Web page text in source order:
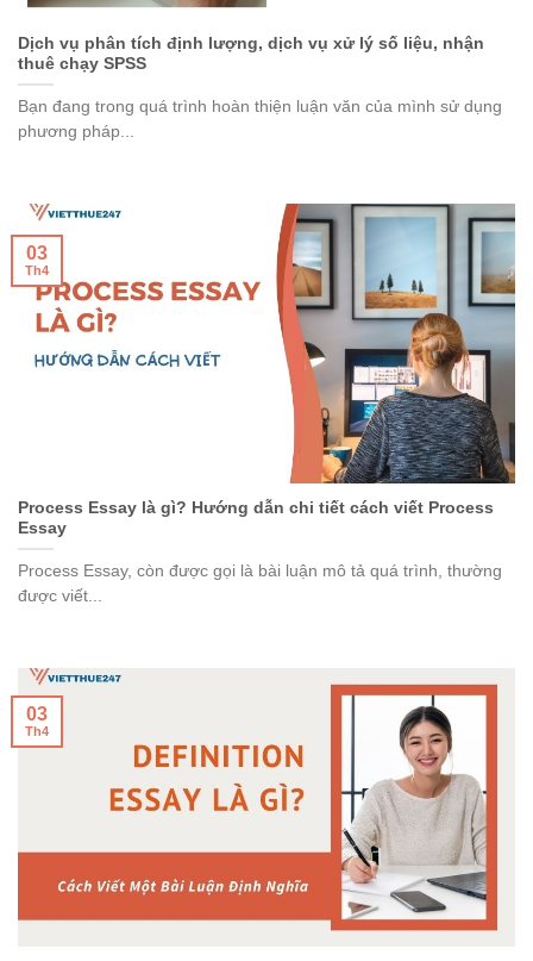
Dịch vụ phân tích định lượng, dịch vụ xử lý số liệu, nhận
thuê chạy SPSS
Bạn đang trong quá trình hoàn thiện luận văn của mình sử dụng
phương pháp...
Process Essay là gì? Hướng dẫn chi tiết cách viết Process
Essay
Process Essay, còn được gọi là bài luận mô tả quá trình, thường
được viết...
03
Th4
03
Th4